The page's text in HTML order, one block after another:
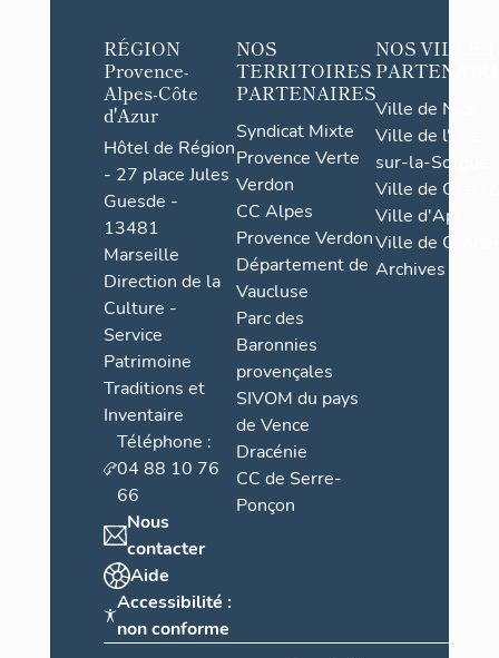
RÉGION
Provence-
Alpes-Côte
d'Azur
Hôtel de Région
- 27 place Jules
Guesde -
13481
Marseille
Direction de la
Culture -
Service
Patrimoine
Traditions et
Inventaire
Téléphone :
04 88 10 76
66
Nous
contacter
Aide
Accessibilité :
non conforme
NOS
TERRITOIRES
PARTENAIRES
Syndicat Mixte
Provence Verte
Verdon
CC Alpes
Provence Verdon
Département de
Vaucluse
Parc des
Baronnies
provençales
SIVOM du pays
de Vence
Dracénie
CC de Serre-
Ponçon
NOS VILLES
Ville de Nice
Ville de l'Isle-
sur-la-Sorgue
Ville de Grasse
Ville d'Apt
Ville de
Archives